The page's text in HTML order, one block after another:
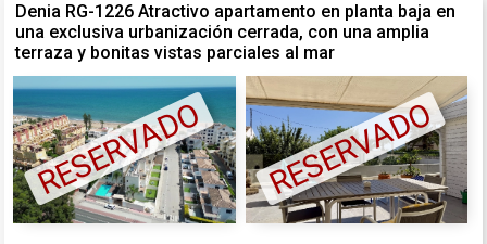
Denia RG-1226 Atractivo apartamento en planta baja en
una exclusiva urbanización cerrada, con una amplia
terraza y bonitas vistas parciales al mar
RESERVADO RESERVADO